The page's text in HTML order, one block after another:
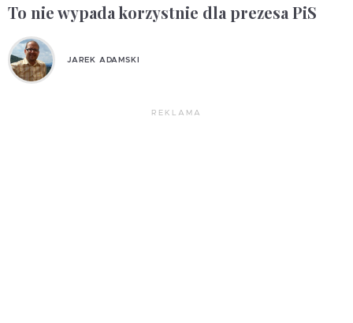
To nie wypada korzystnie dla prezesa PiS
JAREK ADAMSKI
REKLAMA